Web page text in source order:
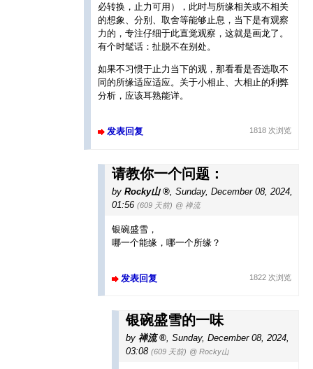
必转换，止力可用），此时与所缘相关或不相关
的想象、分别、取舍等能够止息，当下是有观察
力的，专注仔细于此直觉观察，这就是画龙了。
有个时髦话：扯脱不在别处。
如果不习惯于止力当下的观，那看看是否选取不
同的所缘适应适应。关于小相止、大相止的利弊
分析，应该耳熟能详。
发表回复 1818 次浏览
请教你一个问题：
by Rocky山
Sunday, December 08, 2024,
01:56 (609 天前) @ 禅流
银碗盛雪，
哪一个能缘，哪一个所缘？
发表回复 1822 次浏览
银碗盛雪的一味
by 禅流
Sunday, December 08, 2024,
03:08 (609 天前) @ Rocky山